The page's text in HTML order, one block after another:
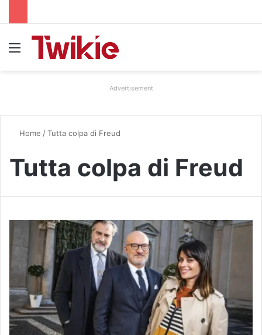
Advertisement
Home /Tutta colpa di Freud
Tutta colpa di Freud